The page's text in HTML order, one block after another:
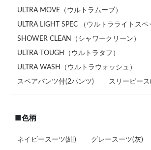
ULTRA MOVE（ウルトラムーブ）
ULTRA LIGHT SPEC （ウルトラライトスペ
SHOWER CLEAN（シャワークリーン）
ULTRA TOUGH（ウルトラタフ）
ULTRA WASH（ウルトラウォッシュ）
スペアパンツ付(2パンツ) スリーピー
■色柄
ネイビースーツ(紺) グレースーツ(灰)